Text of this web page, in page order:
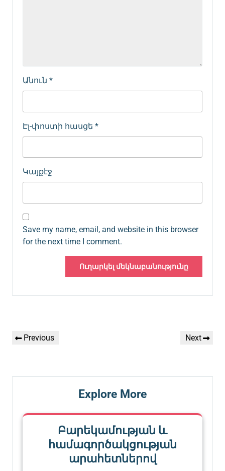
Անուն *
Էլ-փոստի հասցե *
Կայքէջ
Save my name, email, and website in this browser
for the next time I comment.
նավարկումը
Previous
Previous
Next
Next
Explore More
Բարեկամության և
համագործակցության
արահետներով